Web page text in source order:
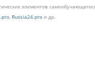
элементов
, Russia24.pro и др.